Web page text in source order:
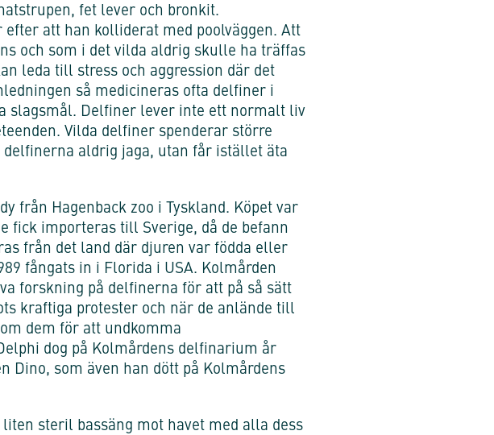
fet lever och bronkit.
efter att han kolliderat med poolväggen. Att
och som i det vilda aldrig skulle ha träffas
leda till stress och aggression där det
så medicineras ofta delfiner i
slagsmål. Delfiner lever inte ett normalt liv
Vilda delfiner spenderar större
aldrig jaga, utan får istället äta
från Hagenback zoo i Tyskland. Köpet var
fick importeras till Sverige, då de befann
från det land där djuren var födda eller
fångats in i Florida i USA. Kolmården
forskning på delfinerna för att på så sätt
kraftiga protester och när de anlände till
dem för att undkomma
dog på Kolmårdens delfinarium år
Dino, som även han dött på Kolmårdens
steril bassäng mot havet med alla dess